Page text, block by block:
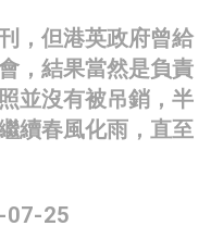
，但港英政府曾給
，結果當然是負責
並沒有被吊銷，半
續春風化雨，直至
07-25